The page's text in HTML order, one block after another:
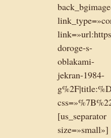
doroge-s-
oblakami-
jekran-1984-
[us_separator
size=»small»]